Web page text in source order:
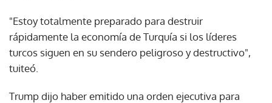
"Estoy totalmente preparado para destruir
rápidamente la economía de Turquía si los líderes
turcos siguen en su sendero peligroso y destructivo",
tuiteó.
Trump dijo haber emitido una orden ejecutiva para